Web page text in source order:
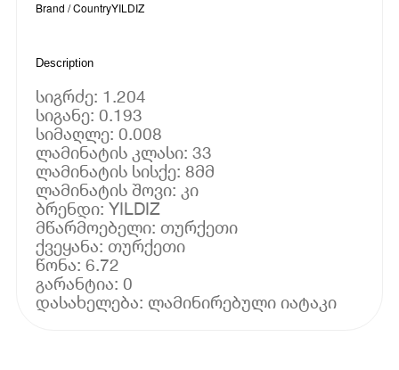
Brand / CountryYILDIZ
Description
სიგრძე: 1.204
სიგანე: 0.193
სიმაღლე: 0.008
ლამინატის კლასი: 33
ლამინატის სისქე: 8მმ
ლამინატის შოვი: კი
ბრენდი: YILDIZ
მწარმოებელი: თურქეთი
ქვეყანა: თურქეთი
წონა: 6.72
გარანტია: 0